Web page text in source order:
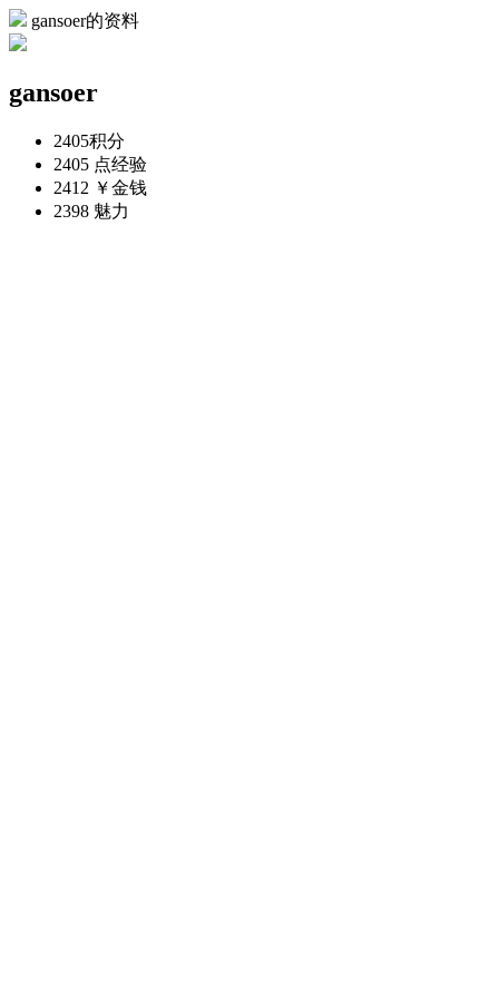
gansoer的资料
gansoer
2405积分
2405 点经验
2412 ￥金钱
2398 魅力